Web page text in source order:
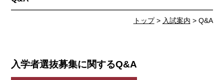
トップ> 入試案内 > Q&A
入学者選抜募集に関するQ&A